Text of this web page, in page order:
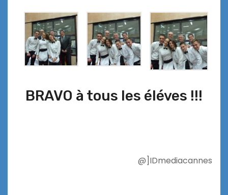
BRAVO à tous les éléves !!!
@]IDmediacannes